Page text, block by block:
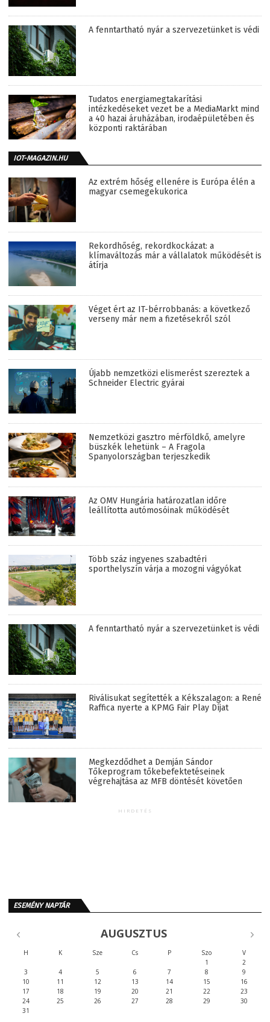
A fenntartható nyár a szervezetünket is védi
Tudatos energiamegtakarítási
intézkedéseket vezet be a MediaMarkt mind
a 40 hazai áruházában, irodaépületében és
központi raktárában
IOT-MAGAZIN.HU
Az extrém hőség ellenére is Európa élén a
magyar csemegekukorica
Rekordhőség, rekordkockázat: a
klímaváltozás már a vállalatok működését is
átírja
Véget ért az IT-bérrobbanás: a következő
verseny már nem a fizetésekről szól
Újabb nemzetközi elismerést szereztek a
Schneider Electric gyárai
Nemzetközi gasztro mérföldkő, amelyre
büszkék lehetünk – A Fragola
Spanyolországban terjeszkedik
Az OMV Hungária határozatlan időre
leállította autómosóinak működését
Több száz ingyenes szabadtéri
sporthelyszín várja a mozogni vágyókat
A fenntartható nyár a szervezetünket is védi
Riválisukat segítették a Kékszalagon: a René
Raffica nyerte a KPMG Fair Play Díjat
Megkezdődhet a Demján Sándor
Tőkeprogram tőkebefektetéseinek
végrehajtása az MFB döntését követően
HIRDETÉS
ESEMÉNY NAPTÁR
AUGUSZTUS
H K Sze Cs P Szo
V
1
2
3
4 5 6 7 8
9
10
11 12 13 14 15
16
17
18 19 20 21 22
23
24
25 26 27 28 29
30
31